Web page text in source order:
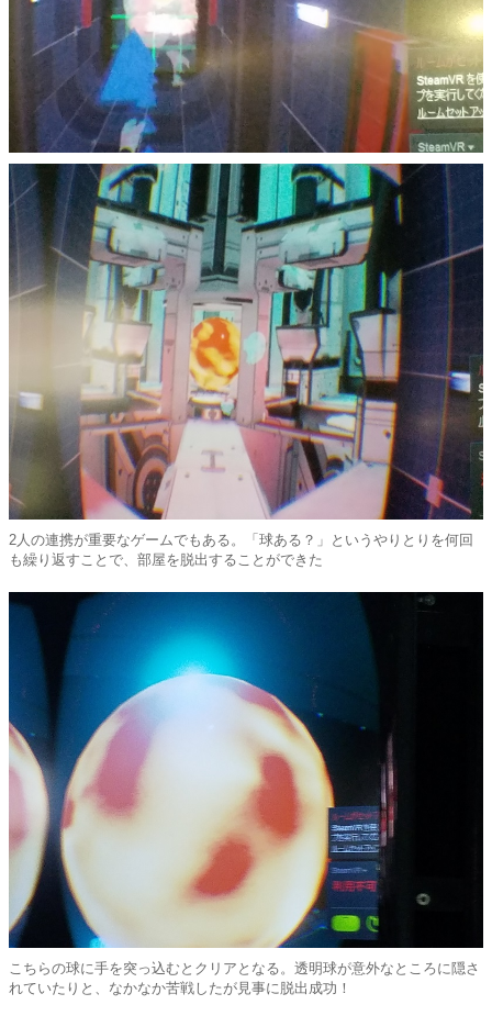
2人の連携が重要なゲームでもある。「球ある？」というやりとりを何回
も繰り返すことで、部屋を脱出することができた
こちらの球に手を突っ込むとクリアとなる。透明球が意外なところに隠さ
れていたりと、なかなか苦戦したが見事に脱出成功！